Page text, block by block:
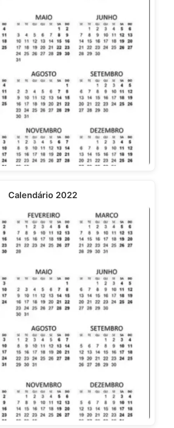
Calendário 2022